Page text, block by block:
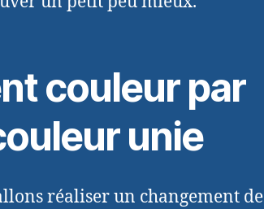
couleur par
unie
réaliser un changement de